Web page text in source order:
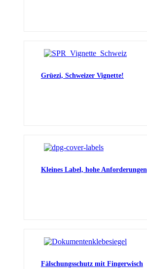
Grüezi, Schweizer Vignette!
Kleines Label, hohe Anforderungen
Fälschungsschutz mit Fingerwisch